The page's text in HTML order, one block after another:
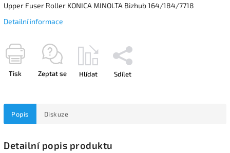
Upper Fuser Roller KONICA MINOLTA Bizhub 164/184/7718
Detailní informace
Tisk Zeptat se Hlídat Sdílet
Popis Diskuze
Detailní popis produktu